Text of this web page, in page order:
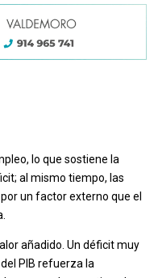
lo que sostiene la
al mismo tiempo, las
un factor externo que el
añadido. Un déficit muy
PIB refuerza la